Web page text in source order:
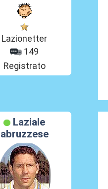
Lazionetter
149
Registrato
Laziale
abruzzese